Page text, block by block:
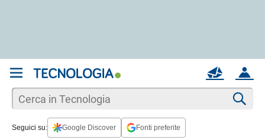
ACCOUNT
MAIL
Seguici su: Google Discover Fonti preferite